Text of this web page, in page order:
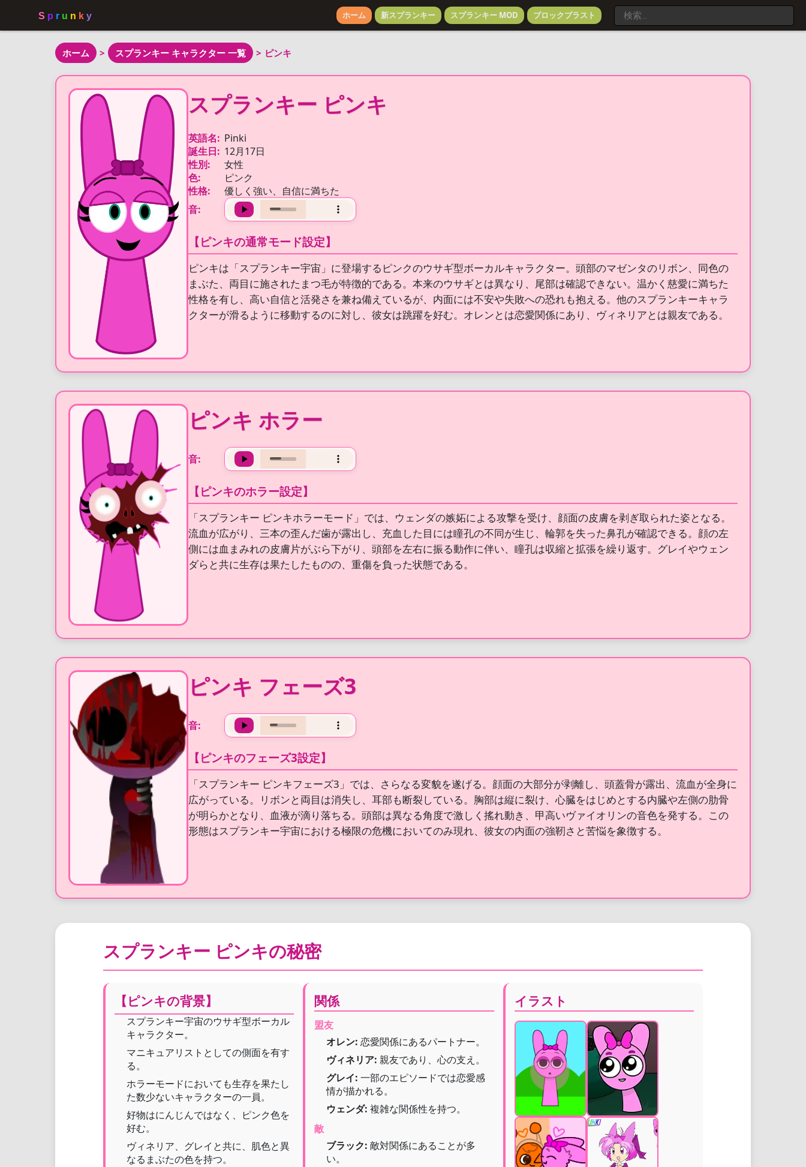
ホーム 新スプランキー スプランキー MOD ブロックブラスト
ホーム > スプランキー キャラクター 一覧 > ピンキ
スプランキー ピンキ
英語名: Pinki
誕生日: 12月17日
性別:
女性
色:
ピンク
性格:
優しく強い、自信に満ちた
音:
【ピンキの通常モード設定】
ピンキは「スプランキー宇宙」に登場するピンクのウサギ型ボーカルキャラクター。頭部のマゼンタのリボン、同色の
まぶた、両目に施されたまつ毛が特徴的である。本来のウサギとは異なり、尾部は確認できない。温かく慈愛に満ちた
性格を有し、高い自信と活発さを兼ね備えているが、内面には不安や失敗への恐れも抱える。他のスプランキーキャラ
クターが滑るように移動するのに対し、彼女は跳躍を好む。オレンとは恋愛関係にあり、ヴィネリアとは親友である。
ピンキ ホラー
音:
【ピンキのホラー設定】
「スプランキー ピンキホラーモード」では、ウェンダの嫉妬による攻撃を受け、顔面の皮膚を剥ぎ取られた姿となる。
流血が広がり、三本の歪んだ歯が露出し、充血した目には瞳孔の不同が生じ、輪郭を失った鼻孔が確認できる。顔の左
側には血まみれの皮膚片がぶら下がり、頭部を左右に振る動作に伴い、瞳孔は収縮と拡張を繰り返す。グレイやウェン
ダらと共に生存は果たしたものの、重傷を負った状態である。
ピンキ フェーズ3
音:
【ピンキのフェーズ3設定】
「スプランキー ピンキフェーズ3」では、さらなる変貌を遂げる。顔面の大部分が剥離し、頭蓋骨が露出、流血が全身に
広がっている。リボンと両目は消失し、耳部も断裂している。胸部は縦に裂け、心臓をはじめとする内臓や左側の肋骨
が明らかとなり、血液が滴り落ちる。頭部は異なる角度で激しく搖れ動き、甲高いヴァイオリンの音色を発する。この
形態はスプランキー宇宙における極限の危機においてのみ現れ、彼女の内面の強靭さと苦悩を象徴する。
スプランキー ピンキの秘密
【ピンキの背景】
スプランキー宇宙のウサギ型ボーカル
キャラクター。
マニキュアリストとしての側面を有す
る。
ホラーモードにおいても生存を果たし
た数少ないキャラクターの一員。
好物はにんじんではなく、ピンク色を
好む。
ヴィネリア、グレイと共に、肌色と異
なるまぶたの色を持つ。
関係
盟友
オレン: 恋愛関係にあるパートナー。
ヴィネリア: 親友であり、心の支え。
グレイ: 一部のエピソードでは恋愛感
情が描かれる。
ウェンダ: 複雑な関係性を持つ。
敵
ブラック: 敵対関係にあることが多
い。
イラスト